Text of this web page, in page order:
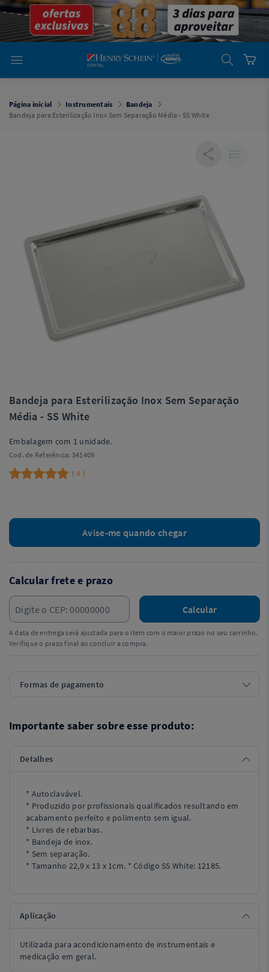
emDental
Cremer -
Henry Schein
Laboratório
Laboratório
Cremer -
Henry Schein
Dental
Software
Página inicial Instrumentais
Bandeja
Bandeja para Esterilização Inox Sem Separação Média - SS White
Bandeja para Esterilização Inox Sem Separação
Média - SS White
Embalagem com 1 unidade.
Cod. de Referência: 341409
( 4 )
Avise-me quando chegar
Calcular frete e prazo
Calcular
A data de entrega será ajustada para o item com o maior prazo no seu carrinho.
Verifique o prazo final ao concluir a compra.
Formas de pagamento
Importante saber sobre esse produto:
Detalhes
* Autoclavável.
* Produzido por profissionais qualificados resultando em
acabamento perfeito e polimento sem igual.
* Livres de rebarbas.
* Bandeja de inox.
* Sem separação.
* Tamanho 22,9 x 13 x 1cm. * Código SS White: 12185.
Aplicação
Utilizada para acondicionamento de instrumentais e
medicação em geral.